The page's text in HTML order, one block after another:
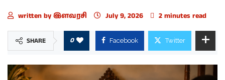
written by இளவரசி July 9, 2026 2 minutes read
SHARE 0 Facebook Twitter